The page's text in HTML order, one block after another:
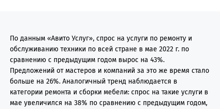
По данным «Авито Услуг», спрос на услуги по ремонту и
обслуживанию техники по всей стране в мае 2022 г. по
сравнению с предыдущим годом вырос на 43%.
Предложений от мастеров и компаний за это же время стало
больше на 26%. Аналогичный тренд наблюдается в
категории ремонта и сборки мебели: спрос на такие услуги в
мае увеличился на 38% по сравнению с предыдущим годом,